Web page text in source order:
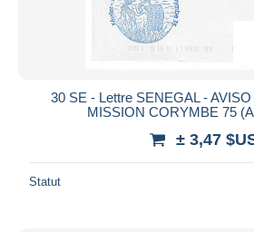
30 SE - Lettre SENEGAL -
MISSION CORYMBE 75
± 3,47
Statut